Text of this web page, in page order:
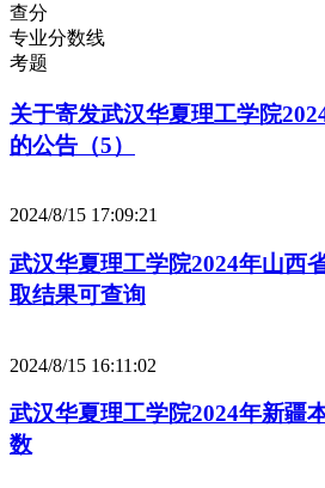
查分
专业分数线
考题
关于寄发武汉华夏理工学院
的公告（5）
2024/8/15 17:09:21
武汉华夏理工学院2024年山西
取结果可查询
2024/8/15 16:11:02
武汉华夏理工学院2024年新疆
数